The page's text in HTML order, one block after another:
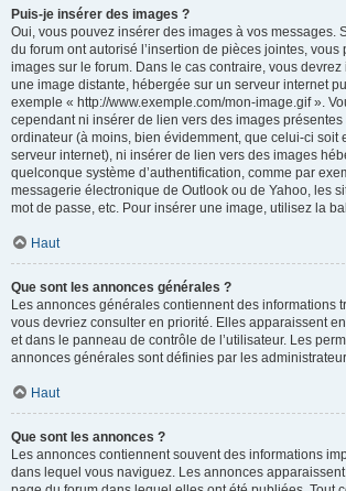
Puis-je insérer des images ?
Oui, vous pouvez insérer des images à vos messages.
du forum ont autorisé l’insertion de pièces jointes, vous
images sur le forum. Dans le cas contraire, vous
une image distante, hébergée sur un serveur internet
exemple « http://www.exemple.com/mon-image.gif ».
cependant ni insérer de lien vers des images présentes
ordinateur (à moins, bien évidemment, que celui-ci soit
serveur internet), ni insérer de lien vers des images
quelconque système d’authentification, comme par
messagerie électronique de Outlook ou de Yahoo, les
mot de passe, etc. Pour insérer une image, utilisez la
Haut
Que sont les annonces générales ?
Les annonces générales contiennent des informations
vous devriez consulter en priorité. Elles apparaissent
et dans le panneau de contrôle de l’utilisateur. Les
annonces générales sont définies par les
Haut
Que sont les annonces ?
Les annonces contiennent souvent des informations
dans lequel vous naviguez. Les annonces